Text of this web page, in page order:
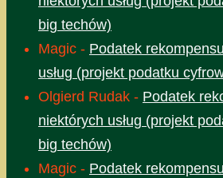
big techów)
Magic - Podatek
usług (projekt podatku
Olgierd Rudak - Podatek
niektórych usług (projekt
big techów)
Magic - Podatek